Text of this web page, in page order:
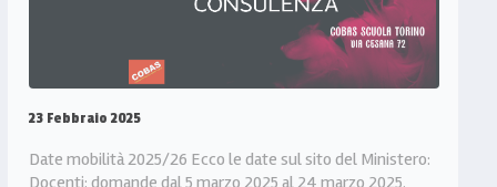
23 Febbraio 2025
Date mobilità 2025/26 Ecco le date sul sito del Ministero: